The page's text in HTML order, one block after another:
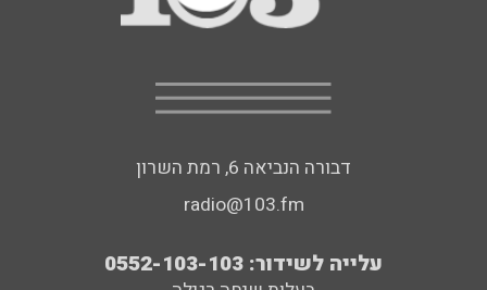
דבורה הנביאה 6, רמת השרון
radio@103.fm
עלייה לשידור: 0552-103-103